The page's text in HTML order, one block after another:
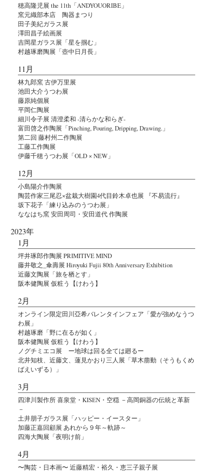
穂高隆児展 the 11th「ANDYOUORIBE」
窯元織部本店 陶器まつり
田子美紀ガラス展
澤田昌子絵画展
吉岡星ガラス展「星を掴む」
村越琢磨陶展「壺中日月長」
11月
林九郎窯 古伊万里展
池田大介うつわ展
藤原純個展
平岡仁陶展
細川令子展 清澄柔和 -清らかな和らぎ-
富田啓之作陶展「Pinching, Pouring, Dripping, Drawing.」
第二回 藤村州二作陶展
工藤工作陶展
伊藤千穂うつわ展「OLD × NEW」
12月
小島陽介作陶展
陶芸作家三尾忍×盆栽大樹園4代目鈴木卓也展 『不易流行』
坂下花子「練り込みのうつわ展」
ななはち窯 安田周司・安田道代 作陶展
2023年
1月
坪井琢郎作陶展 PRIMITIVE MIND
藤井敬之_傘壽展 Hiroyuki Fujii 80th Anniversary Exhibition
近藤文陶展「旅を栖とす」
阪本健陶展 仮粧う【けわう】
2月
オンライン限定田川亞希バレンタインフェア「愛が強めなうつ
わ展」
村越琢磨「野に在るが如く」
阪本健陶展 仮粧う【けわう】
ノグチミエコ展 ー地球は回る全ては廻るー
北井知枝、近藤文、蓮見かおり三人展「草木萠動（そうもくめ
ばえいずる）」
3月
四津川製作所 喜泉堂・KISEN・空穏 －高岡銅器の伝統と革新
－
土井朋子ガラス展「ハッピー・イースター」
加藤正嘉回顧展 あれから９年～軌跡～
四海大陶展「夜明け前」
4月
〜陶芸・日本画〜 近藤精宏・裕久・恵三子親子展